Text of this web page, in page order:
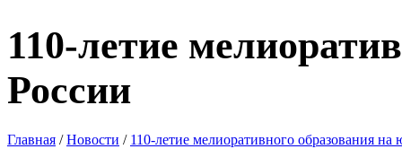
110-летие
России
Главная / Новости / 110-летие мелиоративного образования на